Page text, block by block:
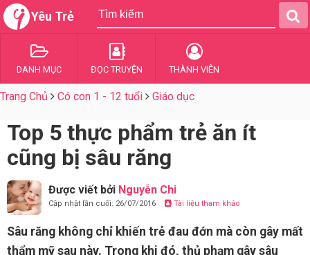
Yêu Trẻ
DANH MỤC ĐỌC TRUYỆN THÀNH VIÊN
Trang Chủ Có con 1 - 12 tuổi Giáo dục
Top 5 thực phẩm trẻ ăn ít
cũng bị sâu răng
Được viết bởi Nguyễn Chi
Cập nhật lần cuối: 26/07/2016 Tài liệu tham khảo
Sâu răng không chỉ khiến trẻ đau đớn mà còn gây mất
thẩm mỹ sau này. Trong khi đó, thủ phạm gây sâu